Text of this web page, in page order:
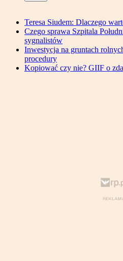
Teresa Siudem: Dlaczego
Czego sprawa Szpitala
sygnalistów
Inwestycja na gruntach
procedury
Kopiować czy nie? GIIF o